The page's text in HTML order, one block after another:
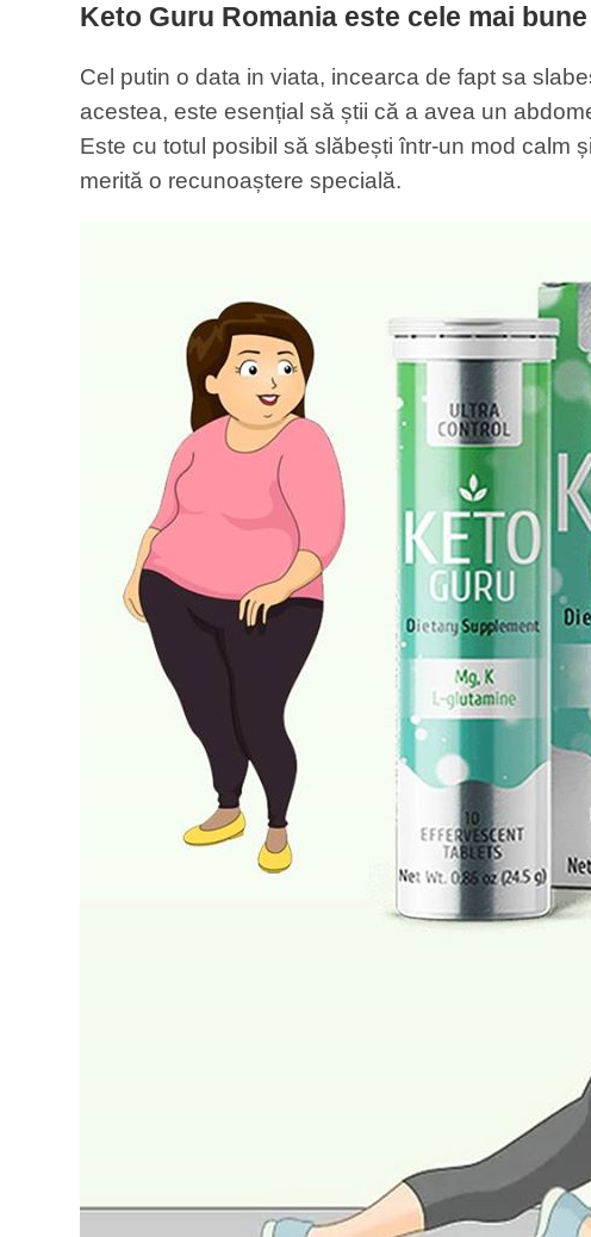
Keto Guru Romania este cele mai
Cel putin o data in viata, incearca de fapt sa
acestea, este esențial să știi că a avea un
Este cu totul posibil să slăbești într-un mod calm
merită o recunoaștere specială.